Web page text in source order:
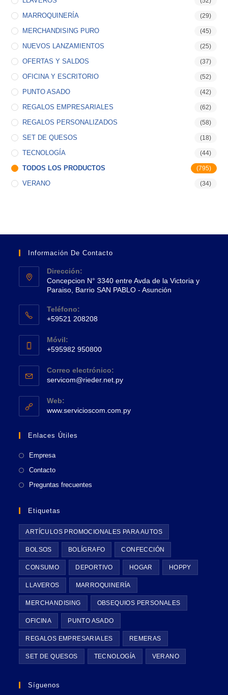
MARROQUINERÍA (29)
MERCHANDISING PURO (45)
NUEVOS LANZAMIENTOS (25)
OFERTAS Y SALDOS (37)
OFICINA Y ESCRITORIO (52)
PUNTO ASADO (42)
REGALOS EMPRESARIALES (62)
REGALOS PERSONALIZADOS (58)
SET DE QUESOS (18)
TECNOLOGÍA (44)
TODOS LOS PRODUCTOS (795)
VERANO (34)
Información De Contacto
Dirección:
Concepcion N° 3340 entre Avda de la Victoria y
Paraiso, Barrio SAN PABLO - Asunción
abre
una
nueva
Teléfono:
+59521 208208
abre
en
tu
aplicación
Móvil:
+595982 950800
abre
en
tu
aplicación
Correo electrónico:
servicom@rieder.net.pySe
aplicación
Web:
www.servicioscom.com.pySe
Enlaces Útiles
Empresa
Contacto
Preguntas frecuentes
Etiquetas
ARTÍCULOS PROMOCIONALES PARA AUTOS
BOLSOS BOLÍGRAFO CONFECCIÓN
CONSUMO DEPORTIVO HOGAR HOPPY
LLAVEROS MARROQUINERÍA
MERCHANDISING OBSEQUIOS PERSONALES
OFICINA PUNTO ASADO
REGALOS EMPRESARIALES REMERAS
SET DE QUESOS TECNOLOGÍA VERANO
Síguenos